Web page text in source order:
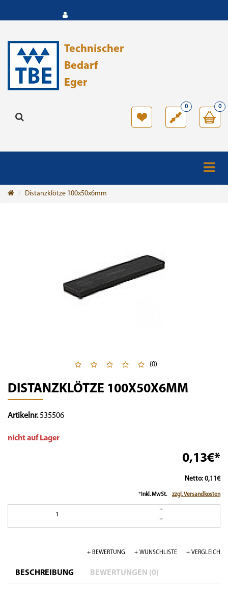
Technischer
Bedarf
Eger
0
0
Distanzklötze 100x50x6mm
(0)
DISTANZKLÖTZE 100X50X6MM
Artikelnr.535506
nicht auf Lager
0,13€*
Netto: 0,11€
* Inkl. MwSt. zzgl. Versandkosten
1
+ BEWERTUNG + WUNSCHLISTE + VERGLEICH
BESCHREIBUNG BEWERTUNGEN (0)